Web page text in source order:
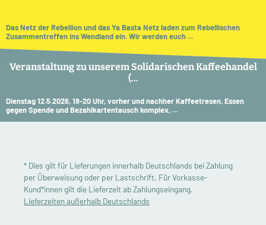
Das Netz der Rebellion und das Ya Basta Netz laden zum Rebellischen
Zusammentreffen ins Wendland ein. Wir werden euch ...
Veranstaltung zu unserem Solidarischen Kaffeehandel
(...
Dienstag 12.5.2026, 18-20 Uhr, vorher und nachher Kaffeetresen, Essen
gegen Spende und Bezahlkartentausch komplex, ...
* Dies gilt für Lieferungen innerhalb Deutschlands bei Zahlung
per Überweisung oder per Lastschrift. Für Vorkasse-
Kund*innen gilt die Lieferzeit ab Zahlungseingang.
Lieferzeiten außerhalb Deutschlands